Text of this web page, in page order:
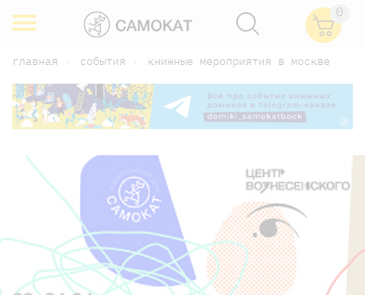
0
главная события книжные мероприятия в москве